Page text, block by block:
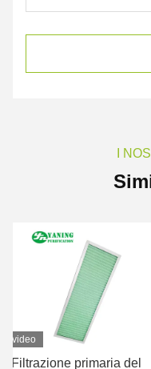
I
video
Filtro dell'aria del